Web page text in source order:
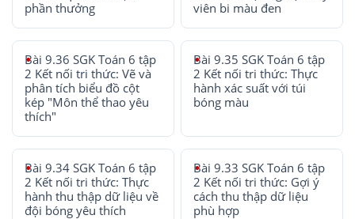
phần thưởng
viên bi màu đen
Bài 9.36 SGK Toán 6 tập
2 Kết nối tri thức: Vẽ và
phân tích biểu đồ cột
kép "Môn thể thao yêu
thích"
Bài 9.35 SGK Toán 6 tập
2 Kết nối tri thức: Thực
hành xác suất với túi
bóng màu
Bài 9.34 SGK Toán 6 tập
2 Kết nối tri thức: Thực
hành thu thập dữ liệu về
đội bóng yêu thích
Bài 9.33 SGK Toán 6 tập
2 Kết nối tri thức: Gợi ý
cách thu thập dữ liệu
phù hợp